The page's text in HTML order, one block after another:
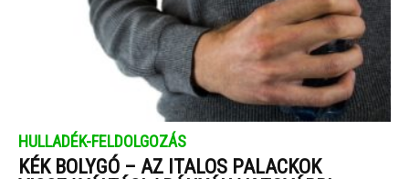
HULLADÉK-FELDOLGOZÁS
KÉK BOLYGÓ – AZ ITALOS PALACKOK